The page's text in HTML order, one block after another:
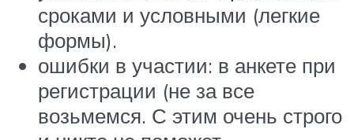
сроками и условными (легкие
формы).
ошибки в участии: в анкете при
регистрации (не за все
возьмемся. С этим очень строго